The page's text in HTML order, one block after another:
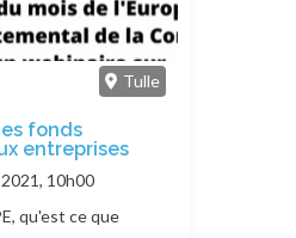
Tulle
fonds
entreprises
10h00
qu'est ce que